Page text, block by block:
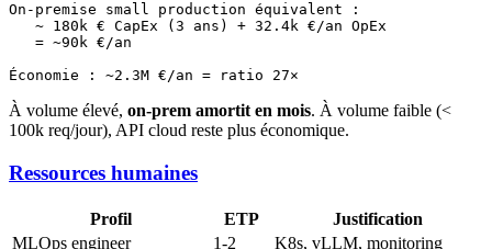
On-premise small production équivalent :
   ~ 180k € CapEx (3 ans) + 32.4k €/an OpEx
   = ~90k €/an
À volume élevé, on-prem amortit en mois. À volume faible (<
100k req/jour), API cloud reste plus économique.
Ressources humaines
Profil ETP
Justification
MLOps engineer
1-2
K8s, vLLM, monitoring